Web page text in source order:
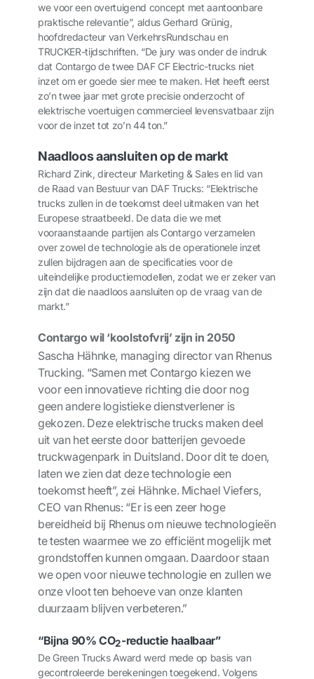
we voor een overtuigend concept met aantoonbare
praktische relevantie”, aldus Gerhard Grünig,
hoofdredacteur van VerkehrsRundschau en
TRUCKER-tijdschriften. “De jury was onder de indruk
dat Contargo de twee DAF CF Electric-trucks niet
inzet om er goede sier mee te maken. Het heeft eerst
zo’n twee jaar met grote precisie onderzocht of
elektrische voertuigen commercieel levensvatbaar zijn
voor de inzet tot zo’n 44 ton.”
Naadloos aansluiten op de markt
Richard Zink, directeur Marketing & Sales en lid van
de Raad van Bestuur van DAF Trucks: “Elektrische
trucks zullen in de toekomst deel uitmaken van het
Europese straatbeeld. De data die we met
vooraanstaande partijen als Contargo verzamelen
over zowel de technologie als de operationele inzet
zullen bijdragen aan de specificaties voor de
uiteindelijke productiemodellen, zodat we er zeker van
zijn dat die naadloos aansluiten op de vraag van de
markt.”
Contargo wil ‘koolstofvrij’ zijn in 2050
Sascha Hähnke, managing director van Rhenus
Trucking. “Samen met Contargo kiezen we
voor een innovatieve richting die door nog
geen andere logistieke dienstverlener is
gekozen. Deze elektrische trucks maken deel
uit van het eerste door batterijen gevoede
truckwagenpark in Duitsland. Door dit te doen,
laten we zien dat deze technologie een
toekomst heeft”, zei Hähnke. Michael Viefers,
CEO van Rhenus: “Er is een zeer hoge
bereidheid bij Rhenus om nieuwe technologieën
te testen waarmee we zo efficiënt mogelijk met
grondstoffen kunnen omgaan. Daardoor staan
we open voor nieuwe technologie en zullen we
onze vloot ten behoeve van onze klanten
duurzaam blijven verbeteren.”
“Bijna 90% CO2-reductie haalbaar”
De Green Trucks Award werd mede op basis van
gecontroleerde berekeningen toegekend. Volgens